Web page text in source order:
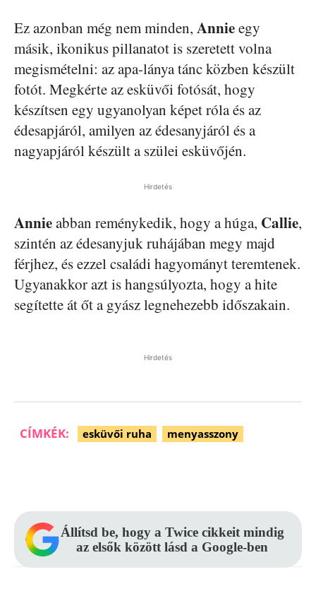
Ez azonban még nem minden, Annieegy
másik, ikonikus pillanatot is szeretett volna
megismételni: az apa-lánya tánc közben készült
fotót. Megkérte az esküvői fotósát, hogy
készítsen egy ugyanolyan képet róla és az
édesapjáról, amilyen az édesanyjáról és a
nagyapjáról készült a szülei esküvőjén.
Hirdetés
Annieabban reménykedik, hogy a húga, Callie,
szintén az édesanyjuk ruhájában megy majd
férjhez, és ezzel családi hagyományt teremtenek.
Ugyanakkor azt is hangsúlyozta, hogy a hite
segítette át őt a gyász legnehezebb időszakain.
Hirdetés
CÍMKÉK: esküvői ruha menyasszony
Állítsd be, hogy a Twice cikkeit mindig
az elsők között lásd a Google-ben